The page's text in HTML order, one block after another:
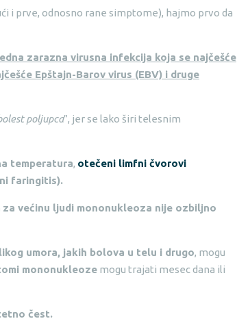
i prve, odnosno rane simptome), hajmo prvo da
zarazna virusna infekcija koja se najčešće
Epštajn-Barov virus (EBV) i druge
poljupca”, jer se lako širi telesnim
temperatura, otečeni limfni čvorovi
faringitis).
za većinu ljudi mononukleoza nije ozbiljno
umora, jakih bolova u telu i drugo, mogu
mononukleoze mogu trajati mesec dana ili
čest.